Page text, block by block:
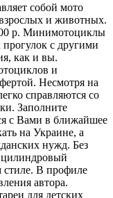
собой мото
и животных.
р. Минимотоциклы
с другими
как и вы.
и
Несмотря на
справляются со
Заполните
с Вами в ближайшее
на Украине, а
нужд. Без
цилиндровый
стиле. В профиле
автора.
для детских